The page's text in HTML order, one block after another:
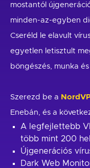
mostantól
minden-az-egyben
Cseréld le elavult
egyetlen letisztult
böngészés, munka
Szerezd be a
Enebán, és a
A legfejlettebb
több mint 200
Újgenerációs
Dark Web